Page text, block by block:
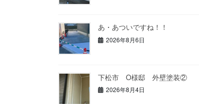
あ・あついですね！！
2026年8月6日
下松市 O様邸 外壁塗装②
2026年8月4日